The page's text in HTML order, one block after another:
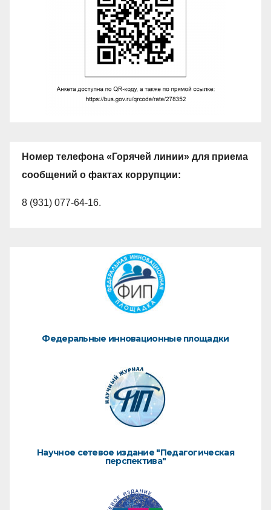
Номер телефона «Горячей линии» для приема
сообщений о фактах коррупции:
8 (931) 077-64-16.
Федеральные инновационные площадки
Научное сетевое издание "Педагогическая
перспектива"